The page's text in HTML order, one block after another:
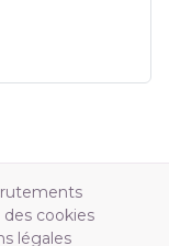
des cookies
légales